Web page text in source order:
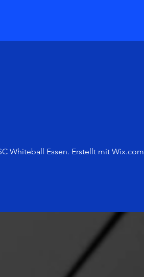
Whiteball Essen. Erstellt mit Wix.com